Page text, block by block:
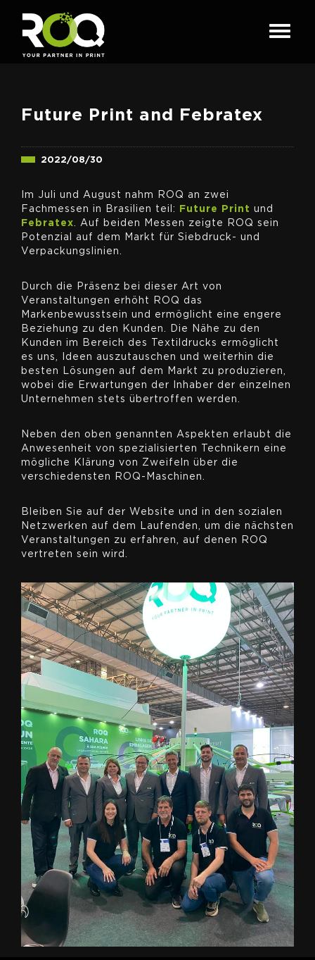
Future Print and Febratex
2022/08/30
Im Juli und August nahm ROQ an zwei
Fachmessen in Brasilien teil:
Future Print und
Febratex. Auf beiden Messen zeigte ROQ sein
Potenzial auf dem Markt für Siebdruck- und
Verpackungslinien.
Durch die Präsenz bei dieser Art von
Veranstaltungen erhöht ROQ das
Markenbewusstsein und ermöglicht eine engere
Beziehung zu den Kunden. Die Nähe zu den
Kunden im Bereich des Textildrucks ermöglicht
es uns, Ideen auszutauschen und weiterhin die
besten Lösungen auf dem Markt zu produzieren,
wobei die Erwartungen der Inhaber der einzelnen
Unternehmen stets übertroffen werden.
Neben den oben genannten Aspekten erlaubt die
Anwesenheit von spezialisierten Technikern eine
mögliche Klärung von Zweifeln über die
verschiedensten ROQ-Maschinen.
Bleiben Sie auf der Website und in den sozialen
Netzwerken auf dem Laufenden, um die nächsten
Veranstaltungen zu erfahren, auf denen ROQ
vertreten sein wird.